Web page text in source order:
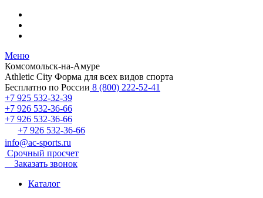
Меню
Комсомольск-на-Амуре
Athletic City Форма для всех видов спорта
Бесплатно по России 8 (800) 222-52-41
+7 925 532-32-39
+7 926 532-36-66
+7 926 532-36-66
+7 926 532-36-66
info@ac-sports.ru
Срочный просчет
Заказать звонок
Каталог